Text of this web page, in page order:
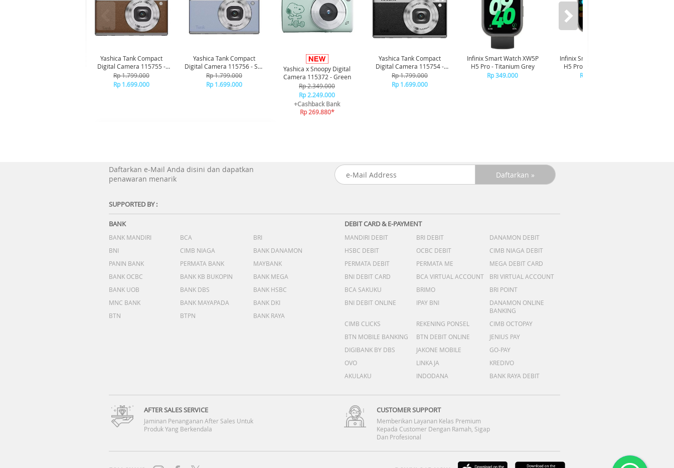
Yashica Tank Compact
Digital Camera 115755 -
Brown
Rp 1.799.000
Rp 1.699.000
Yashica Tank Compact
Digital Camera 115756 - Sky
Blue
Rp 1.799.000
Rp 1.699.000
Yashica x Snoopy Digital
Camera 115372 - Green
Rp 2.349.000
Rp 2.249.000
+Cashback Bank
Rp 269.880*
Yashica Tank Compact
Digital Camera 115754 -
Black
Rp 1.799.000
Rp 1.699.000
Infinix Smart Watch XW5P
H5 Pro - Titanium Grey
Rp 349.000
Infinix Smart Watch XW5P
H5 Pro - Chrome Silver
Rp 349.000
Daftarkan e-Mail Anda disini dan dapatkan
penawaran menarik
SUPPORTED BY :
BANK
BANK MANDIRI BCA
BRI
BNI
CIMB NIAGA
BANK DANAMON
PANIN BANK
PERMATA BANK
MAYBANK
BANK OCBC
BANK KB BUKOPIN
BANK MEGA
BANK UOB
BANK DBS
BANK HSBC
MNC BANK
BANK MAYAPADA
BANK DKI
BTN
BTPN BANK RAYA
DEBIT CARD & E-PAYMENT
MANDIRI DEBIT BRI DEBIT
DANAMON DEBIT
HSBC DEBIT
OCBC DEBIT
CIMB NIAGA DEBIT
PERMATA DEBIT
PERMATA ME
MEGA DEBIT CARD
BNI DEBIT CARD
BCA VIRTUAL ACCOUNT
BRI VIRTUAL ACCOUNT
BCA SAKUKU
BRIMO
BRI POINT
BNI DEBIT ONLINE
IPAY BNI
DANAMON ONLINE
BANKING
CIMB CLICKS
REKENING PONSEL
CIMB OCTOPAY
BTN MOBILE BANKING
BTN DEBIT ONLINE
JENIUS PAY
DIGIBANK BY DBS
JAKONE MOBILE
GO-PAY
OVO
LINKAJA
KREDIVO
AKULAKU
INDODANA BANK RAYA DEBIT
AFTER SALES SERVICE
Jaminan Penanganan After Sales Untuk
Produk Yang Berkendala
CUSTOMER SUPPORT
Memberikan Layanan Kelas Premium
Kepada Customer Dengan Ramah, Sigap
Dan Profesional